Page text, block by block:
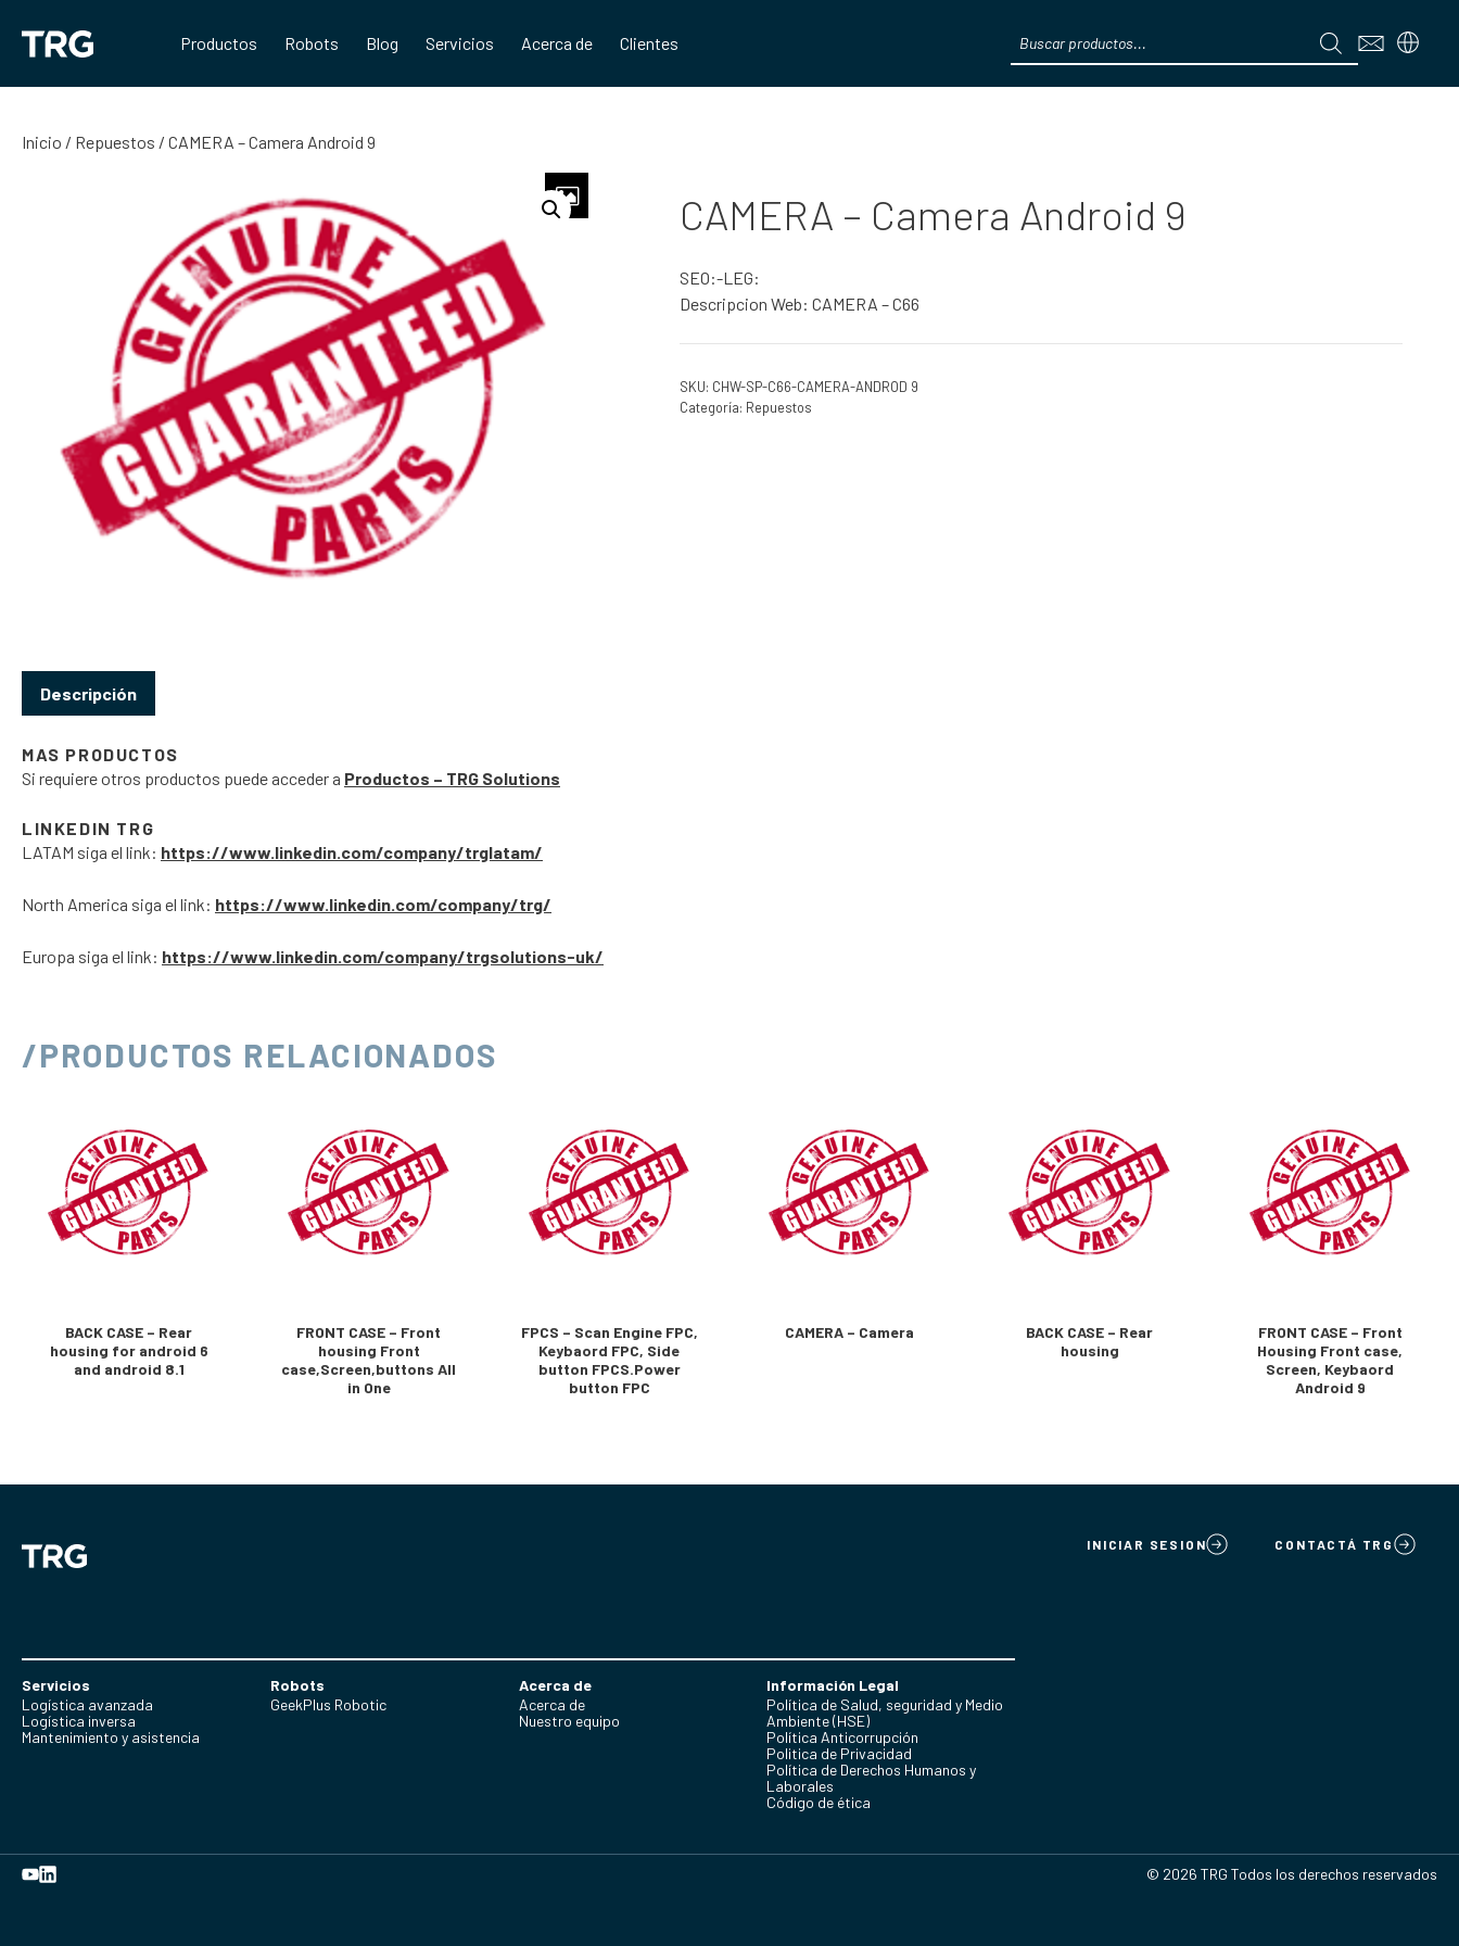
contenido
Productos Robots Blog Servicios Acerca de Clientes
search
Inicio / Repuestos / CAMERA – Camera Android 9
CAMERA – Camera Android 9
SEO:-LEG:
Descripcion Web: CAMERA – C66
SKU: CHW-SP-C66-CAMERA-ANDROD 9
Categoría: Repuestos
Descripción
MAS PRODUCTOS
Si requiere otros productos puede acceder a Productos – TRG Solutions
LINKEDIN TRG
LATAM siga el link: https://www.linkedin.com/company/trglatam/
North America siga el link: https://www.linkedin.com/company/trg/
Europa siga el link: https://www.linkedin.com/company/trgsolutions-uk/
/PRODUCTOS RELACIONADOS
BACK CASE – Rear
housing for android 6
and android 8.1
FRONT CASE – Front
housing Front
case,Screen,buttons All
in One
FPCS – Scan Engine FPC,
Keybaord FPC, Side
button FPCS.Power
button FPC
CAMERA – Camera
BACK CASE – Rear
housing
FRONT CASE – Front
Housing Front case,
Screen, Keybaord
Android 9
INICIAR SESION CONTACTÁ TRG
Servicios
Logística avanzada
Logística inversa
Mantenimiento y asistencia
Robots
GeekPlus Robotic
Acerca de
Acerca de
Nuestro equipo
Información Legal
Política de Salud, seguridad y Medio
Ambiente (HSE)
Política Anticorrupción
Politica de Privacidad
Política de Derechos Humanos y
Laborales
Código de ética
© 2026 TRG Todos los derechos reservados